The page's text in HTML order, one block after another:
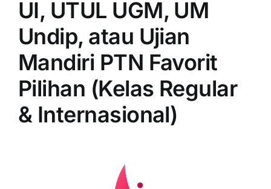
UI, UTUL UGM, UM
Undip, atau Ujian
Mandiri PTN Favorit
Pilihan (Kelas Regular
& Internasional)